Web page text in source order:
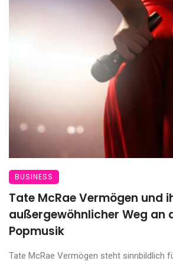
BUSINESS
Tate McRae Vermögen und
außergewöhnlicher Weg an
Popmusik
Tate McRae Vermögen steht sinnbildlich